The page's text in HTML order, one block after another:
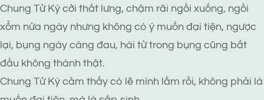
Chung Tử Kỳ cởi thắt lưng, chậm rãi ngồi xuống, ngồi
xổm nửa ngày nhưng không có ý muốn đại tiện, ngược
lại, bụng ngày càng đau, hài tử trong bụng cũng bắt
đầu không thành thật.
Chung Tử Kỳ cảm thấy có lẽ mình lầm rồi, không phải là